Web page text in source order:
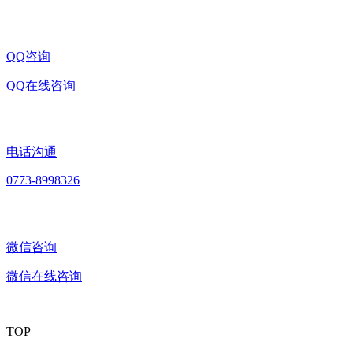
QQ咨询
QQ在线咨询
电话沟通
0773-8998326
微信咨询
微信在线咨询
TOP